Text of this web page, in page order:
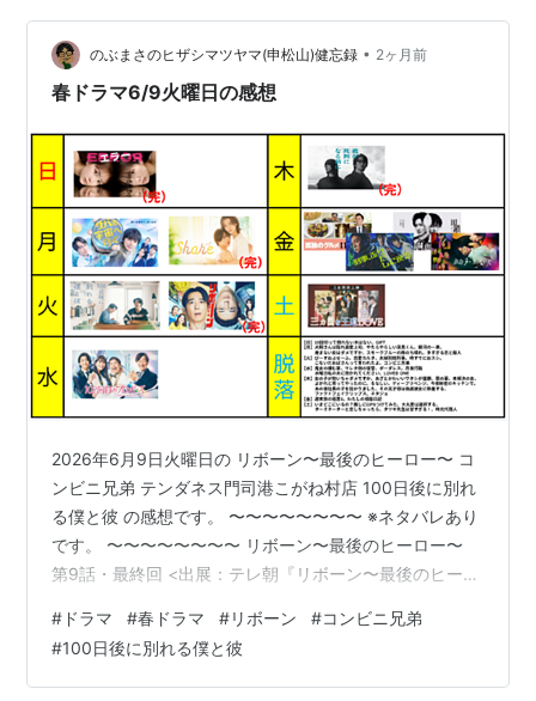
つなぎを着て軽トラで現れるワイルドなひげもじゃの兄
役は、いったいだれなんだと思っていたら、なんと中島
健人の一人二役だったのだ。 なんじゃそ…
のぶまさのヒザシマツヤマ(申松山)健忘録 • 2ヶ月前
春ドラマ6/9火曜日の感想
2026年6月9日火曜日の リボーン〜最後のヒーロー〜 コ
ンビニ兄弟 テンダネス門司港こがね村店 100日後に別れ
る僕と彼 の感想です。 〜〜〜〜〜〜〜〜 ※ネタバレあり
です。 〜〜〜〜〜〜〜〜 リボーン〜最後のヒーロー〜
第9話・最終回 <出展：テレ朝『リボーン〜最後のヒーロ
人が入れ替わった瞬間がわからなかったなぁ 英人が目を
覚ましたときに交互になのかなぁ〜、そのとき根尾は
ど〜してたの？ 〜〜〜〜〜〜〜〜〜 早い段階で、
# ドラマ #春ドラマ #リボーン #コンビニ兄弟
#100日後に別れる僕と彼